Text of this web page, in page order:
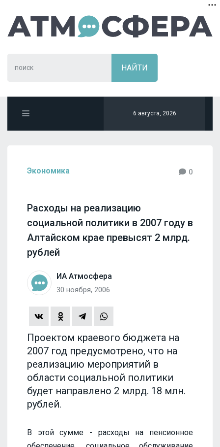
6 августа, 2026
Экономика 0
Расходы на реализацию
социальной политики в 2007 году в
Алтайском крае превысят 2 млрд.
рублей
ИА Атмосфера
30 ноября, 2006
Проектом краевого бюджета на
2007 год предусмотрено, что на
реализацию мероприятий в
области социальной политики
будет направлено 2 млрд. 18 млн.
рублей.
В этой сумме - расходы на пенсионное